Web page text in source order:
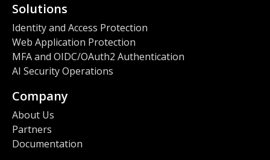
Solutions
Identity and Access Protection
Web Application Protection
MFA and OIDC/OAuth2 Authentication
AI Security Operations
Company
About Us
Partners
Documentation